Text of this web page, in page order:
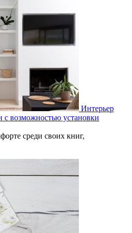
Интерьер
возможностью установки
среди своих книг,